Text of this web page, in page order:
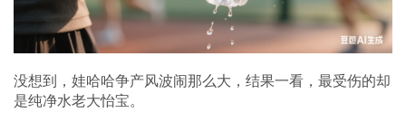
没想到，娃哈哈争产风波闹那么大，结果一看，最受伤的却
是纯净水老大怡宝。